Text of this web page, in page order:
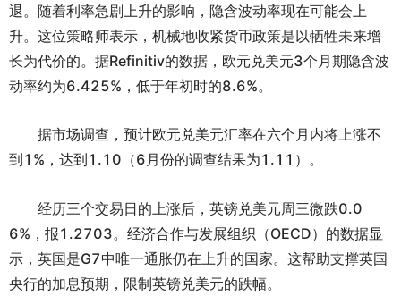
退。随着利率急剧上升的影响，隐含波动率现在可能会上
升。这位策略师表示，机械地收紧货币政策是以牺牲未来增
长为代价的。据Refinitiv的数据，欧元兑美元3个月期隐含波
动率约为6.425%，低于年初时的8.6%。
据市场调查，预计欧元兑美元汇率在六个月内将上涨不
到1%，达到1.10（6月份的调查结果为1.11）。
经历三个交易日的上涨后，英镑兑美元周三微跌0.0
6%，报1.2703。经济合作与发展组织（OECD）的数据显
示，英国是G7中唯一通胀仍在上升的国家。这帮助支撑英国
央行的加息预期，限制英镑兑美元的跌幅。